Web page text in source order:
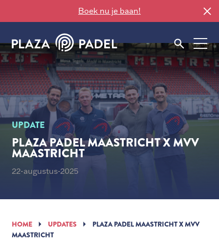
Boek nu je baan!
UPDATE
PLAZA PADEL MAASTRICHT X MVV
MAASTRICHT
22-augustus-2025
HOME UPDATES
PLAZA PADEL MAASTRICHT X MVV
MAASTRICHT